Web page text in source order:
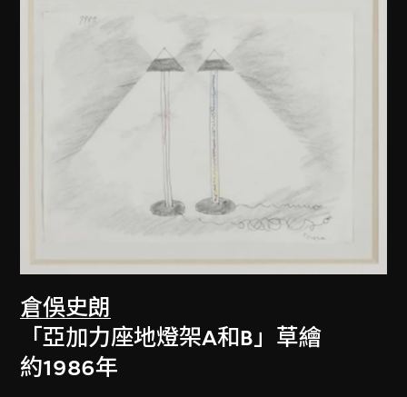
倉俁史朗
「亞加力座地燈架A和B」草繪
約1986年